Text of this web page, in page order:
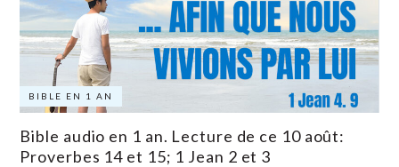
BIBLE EN 1 AN
Bible audio en 1 an. Lecture de ce 10 août:
Proverbes 14 et 15; 1 Jean 2 et 3